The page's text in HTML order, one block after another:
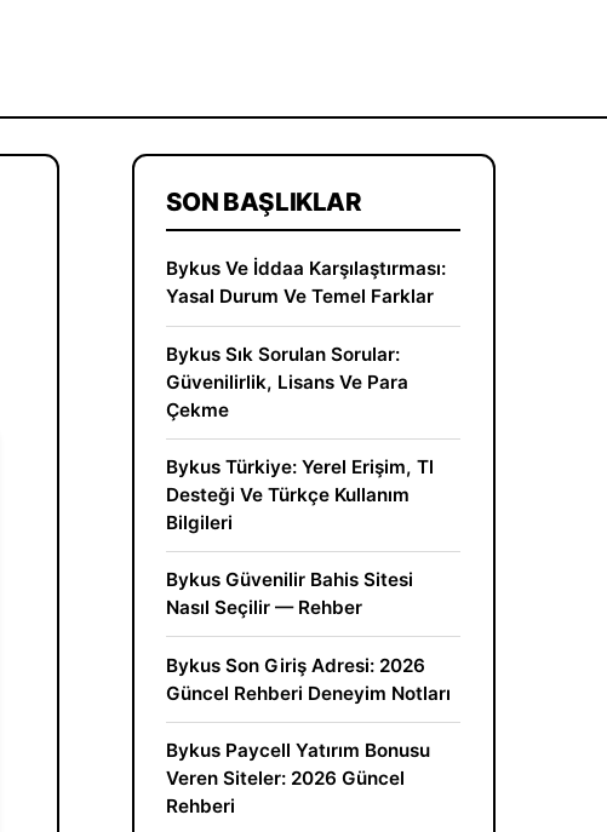
SON BAŞLIKLAR
Bykus Ve İddaa Karşılaştırması:
Yasal Durum Ve Temel Farklar
Bykus Sık Sorulan Sorular:
Güvenilirlik, Lisans Ve Para
Çekme
Bykus Türkiye: Yerel Erişim, Tl
Desteği Ve Türkçe Kullanım
Bilgileri
Bykus Güvenilir Bahis Sitesi
Nasıl Seçilir — Rehber
Bykus Son Giriş Adresi: 2026
Güncel Rehberi Deneyim Notları
Bykus Paycell Yatırım Bonusu
Veren Siteler: 2026 Güncel
Rehberi